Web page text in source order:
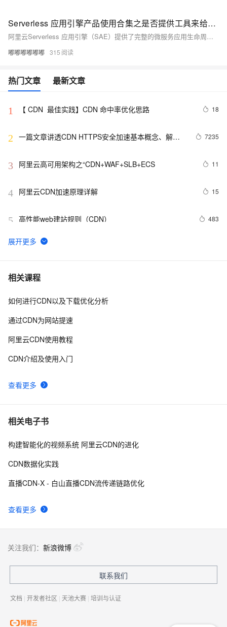
Serverless 应用引擎产品使用合集之是否提供工具来给OSS配置HTTPS证书
阿里云Serverless 应用引擎（SAE）提供了完整的微服务应用生命周期管理能力，包括应用部署、服务治理、开发运维、资源管理等功能，并通过扩展功能支持多环境管理、API Gateway、事件驱动等高级应用场景，帮助企业快速构建、部署、运维和扩展微服务架构，实现Serverless化的应用部署与运维模式。以下是对SAE产品使用合集的概述，包括应用管理、服务治理、开发运维、资源管理等方面。
嘟嘟嘟嘟嘟嘟 315
热门文章 最新文章
1 【 CDN  最佳实践】CDN 命中率优化思路 18
2 一篇文章讲透CDN HTTPS安全加速基本概念、解决
7235
3 阿里云高可用架构之“CDN+WAF+SLB+ECS 11
4 阿里云CDN加速原理详解 15
5 高性能web建站规则（CDN） 483
6 如何使用CDN加速给网站加速？
7 大型网站架构利器－CDN技术
8 oss与cdn的区别与联系
10静态资源CDN   配置
相关课程
查看更多
如何进行CDN以及下载优化分析
通过CDN为网站提速
阿里云CDN使用教程
CDN介绍及使用入门
相关电子书
查看更多
构建智能化的视频系统 阿里云CDN的进化
CDN数据化实践
直播CDN-X - 白山直播CDN流传递链路优化
关注我们： 新浪微博
联系我们
文档 | 开发者社区 | 天池大赛 | 培训与认证